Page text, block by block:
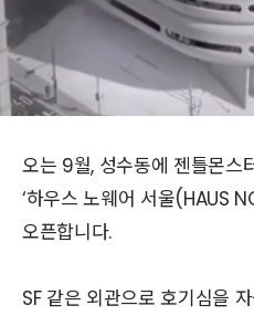
오는 9월, 성수동에 젠틀몬스
‘하우스 노웨어 서울(HAUS
오픈합니다.
SF 같은 외관으로 호기심을